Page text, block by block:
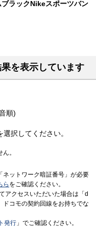
ラックNikeスポーツバン
を表示しています
順)
択してください。
。
ネットワーク暗証番号」が必要
ら をご確認ください。
アクセスいただいた場合は「d
コモの契約回線をお持ちでな
発行 」でご確認ください。